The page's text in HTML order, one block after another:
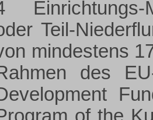
Einrichtungs-
Teil-
mindestens
des